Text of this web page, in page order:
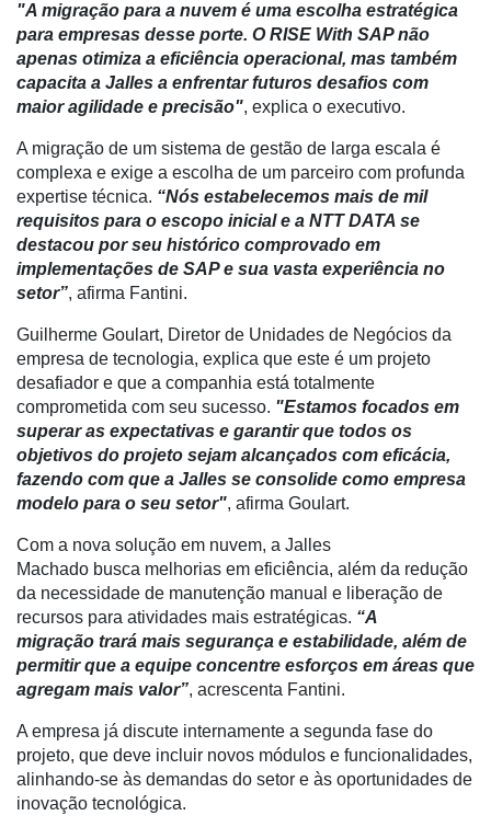
Agricultura
de
Precisão
Automação
Robótica
Conectividade
Dados
e
Análise
E-
Commerce
Informatização
da
Agricultura
Vertical
Empresarial
Tecnologia
para
Recursos
Hídricos
Membros
Liberali
Netrin
"A migração para a nuvem é uma escolha estratégica
para empresas desse porte. O RISE With SAP não
apenas otimiza a eficiência operacional, mas também
capacita a Jalles a enfrentar futuros desafios com
maior agilidade e precisão", explica o executivo.
A migração de um sistema de gestão de larga escala é
complexa e exige a escolha de um parceiro com profunda
expertise técnica. “Nós estabelecemos mais de mil
requisitos para o escopo inicial e a NTT DATA se
destacou por seu histórico comprovado em
implementações de SAP e sua vasta experiência no
setor”, afirma Fantini.
Guilherme Goulart, Diretor de Unidades de Negócios da
empresa de tecnologia, explica que este é um projeto
desafiador e que a companhia está totalmente
comprometida com seu sucesso. "Estamos focados em
superar as expectativas e garantir que todos os
objetivos do projeto sejam alcançados com eficácia,
fazendo com que a Jalles se consolide como empresa
modelo para o seu setor", afirma Goulart.
Com a nova solução em nuvem, a Jalles
Machado busca melhorias em eficiência, além da redução
da necessidade de manutenção manual e liberação de
recursos para atividades mais estratégicas. “A
migração trará mais segurança e estabilidade, além de
permitir que a equipe concentre esforços em áreas que
agregam mais valor”, acrescenta Fantini.
A empresa já discute internamente a segunda fase do
projeto, que deve incluir novos módulos e funcionalidades,
alinhando-se às demandas do setor e às oportunidades de
inovação tecnológica.